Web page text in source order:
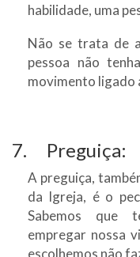
habilidade, uma
Não se trata de
pessoa não
movimento ligado
7. Preguiça:
A preguiça,
da Igreja, é o
Sabemos que
empregar nossa
escolhemos não